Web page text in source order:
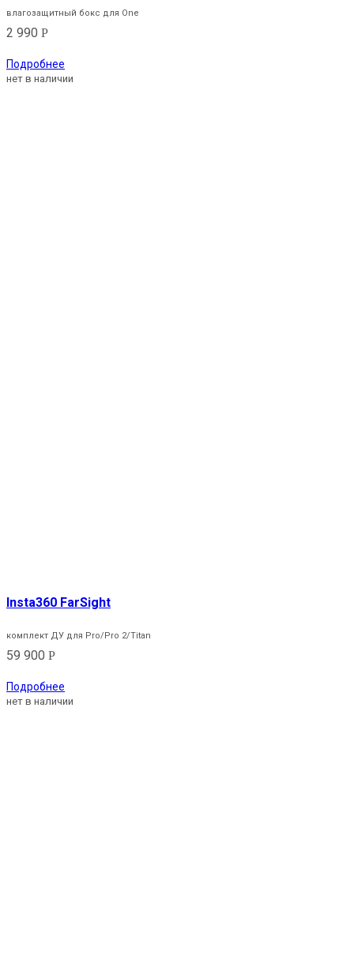
влагозащитный бокс для One
2 990 Р
Подробнее
нет в наличии
Insta360 FarSight
комплект ДУ для Pro/Pro 2/Titan
59 900 Р
Подробнее
нет в наличии